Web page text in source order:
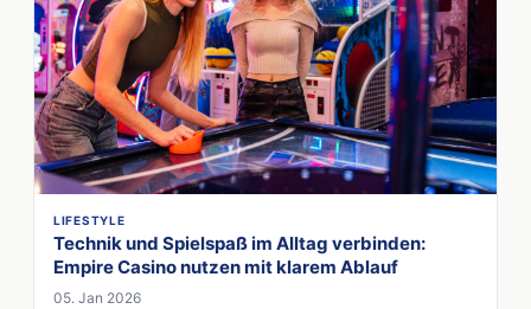
LIFESTYLE
Technik und Spielspaß im Alltag verbinden:
Empire Casino nutzen mit klarem Ablauf
05. Jan 2026